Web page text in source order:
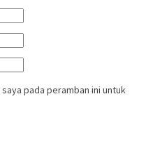
pada peramban ini untuk